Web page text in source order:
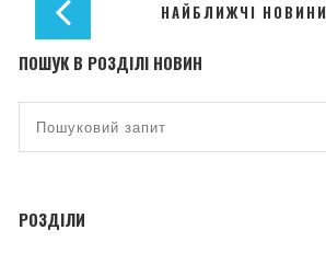
НАЙБЛИЖЧІ НОВИНИ
ПОШУК В РОЗДІЛІ НОВИН
РОЗДІЛИ